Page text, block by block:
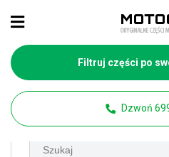
Filtruj części po
Dzwoń
Strona główna Części